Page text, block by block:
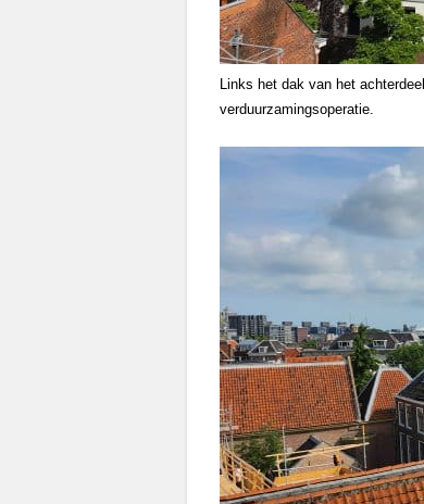
Links het dak van het
verduurzamingsoperatie.